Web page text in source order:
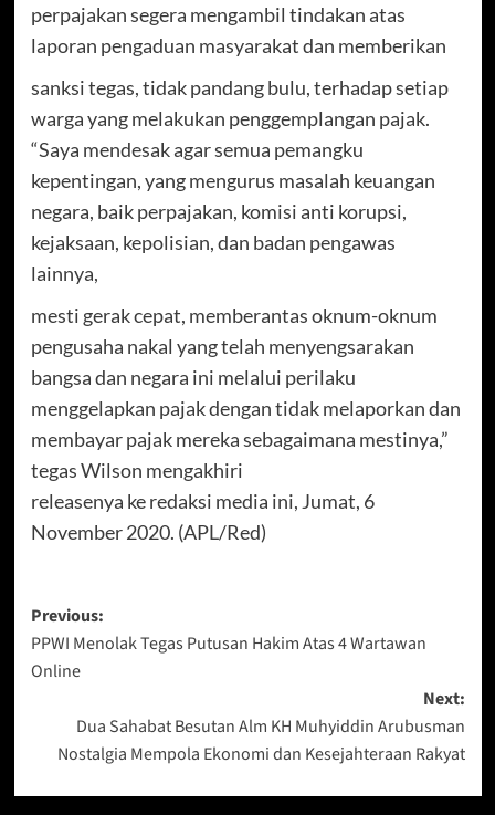
perpajakan segera mengambil tindakan atas
laporan pengaduan masyarakat dan memberikan
sanksi tegas, tidak pandang bulu, terhadap setiap
warga yang melakukan penggemplangan pajak.
“Saya mendesak agar semua pemangku
kepentingan, yang mengurus masalah keuangan
negara, baik perpajakan, komisi anti korupsi,
kejaksaan, kepolisian, dan badan pengawas
lainnya,
mesti gerak cepat, memberantas oknum-oknum
pengusaha nakal yang telah menyengsarakan
bangsa dan negara ini melalui perilaku
menggelapkan pajak dengan tidak melaporkan dan
membayar pajak mereka sebagaimana mestinya,”
tegas Wilson mengakhiri
releasenya ke redaksi media ini, Jumat, 6
November 2020. (APL/Red)
Post
navigation
Previous:
PPWI Menolak Tegas Putusan Hakim Atas 4 Wartawan
Online
Next:
Dua Sahabat Besutan Alm KH Muhyiddin Arubusman
Nostalgia Mempola Ekonomi dan Kesejahteraan Rakyat